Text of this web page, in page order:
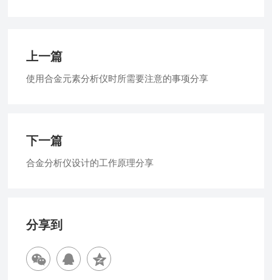
上一篇
使用合金元素分析仪时所需要注意的事项分享
下一篇
合金分析仪设计的工作原理分享
分享到